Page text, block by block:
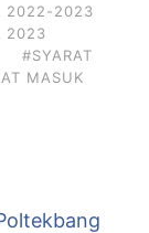
2022-2023
2023
#SYARAT
MASUK